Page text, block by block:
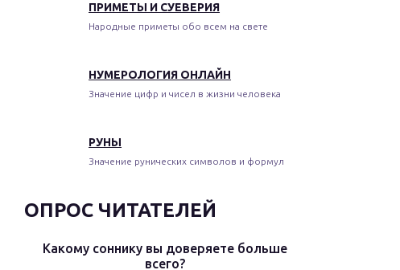
ПРИМЕТЫ И СУЕВЕРИЯ
Народные приметы обо всем на свете
НУМЕРОЛОГИЯ ОНЛАЙН
Значение цифр и чисел в жизни человека
РУНЫ
Значение рунических символов и формул
ОПРОС ЧИТАТЕЛЕЙ
Какому соннику вы доверяете больше
всего?